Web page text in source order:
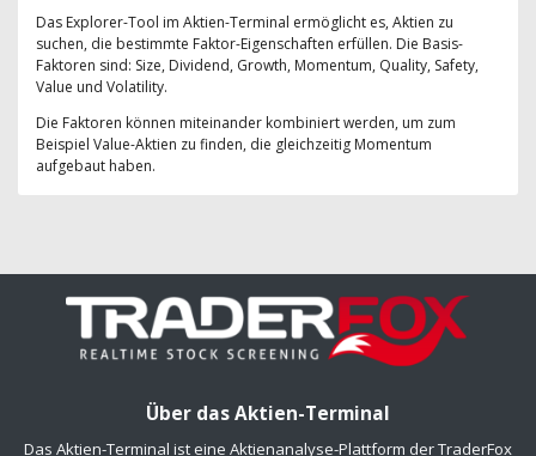
Das Explorer-Tool im Aktien-Terminal ermöglicht es, Aktien zu
suchen, die bestimmte Faktor-Eigenschaften erfüllen. Die Basis-
Faktoren sind: Size, Dividend, Growth, Momentum, Quality, Safety,
Value und Volatility.
Die Faktoren können miteinander kombiniert werden, um zum
Beispiel Value-Aktien zu finden, die gleichzeitig Momentum
aufgebaut haben.
Über das Aktien-Terminal
Das Aktien-Terminal ist eine Aktienanalyse-Plattform der TraderFox